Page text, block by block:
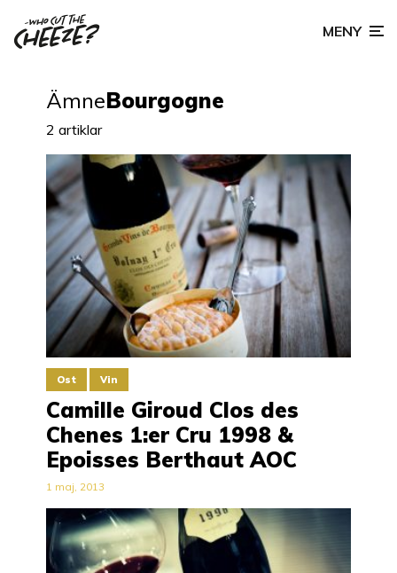
MENY
ÄmneBourgogne
2 artiklar
Ost Vin
Camille Giroud Clos des
Chenes 1:er Cru 1998 &
Epoisses Berthaut AOC
1 maj, 2013